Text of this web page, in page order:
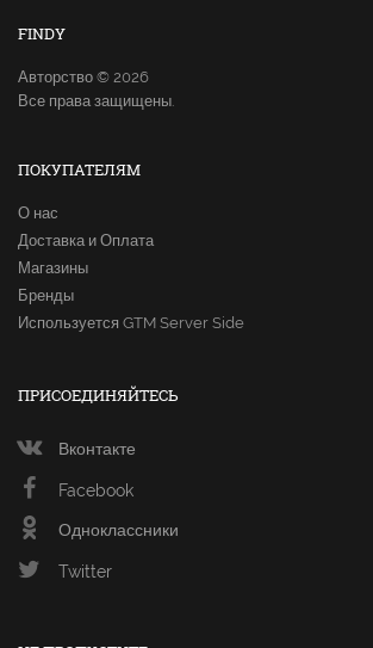
FINDY
Авторство © 2026
Все права защищены.
ПОКУПАТЕЛЯМ
О нас
Доставка и Оплата
Магазины
Бренды
Используется GTM Server Side
ПРИСОЕДИНЯЙТЕСЬ
Вконтакте
Facebook
Одноклассники
Twitter